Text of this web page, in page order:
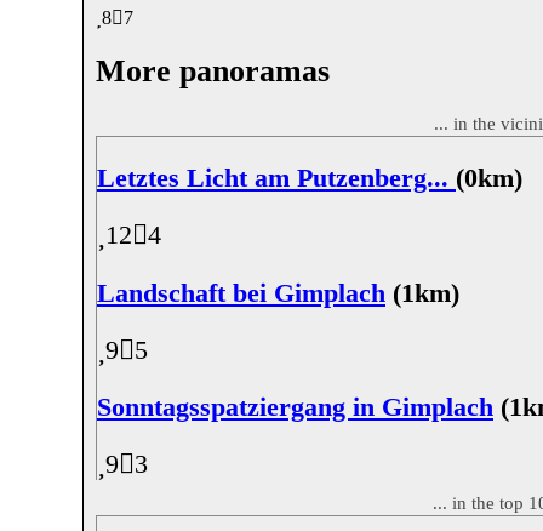
8 7
More panoramas
... in the
Letztes Licht am Putzenberg... (0km)
12 4
Landschaft bei Gimplach (1km)
9 5
Sonntagsspatziergang in Gimplach
9 3
... in the top